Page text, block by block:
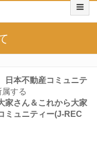
本不動産コミュニテ
属する
家さん＆これから大家
ミュニティー(J-REC